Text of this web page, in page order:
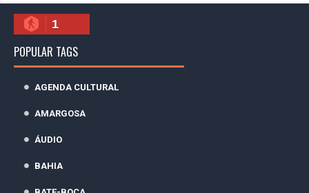
1
POPULAR TAGS
AGENDA CULTURAL
AMARGOSA
ÁUDIO
BAHIA